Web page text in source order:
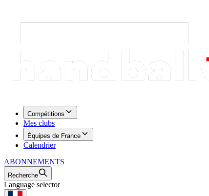
Compétitions
Mes clubs
Équipes de France
Calendrier
ABONNEMENTS
Recherche
Language selector